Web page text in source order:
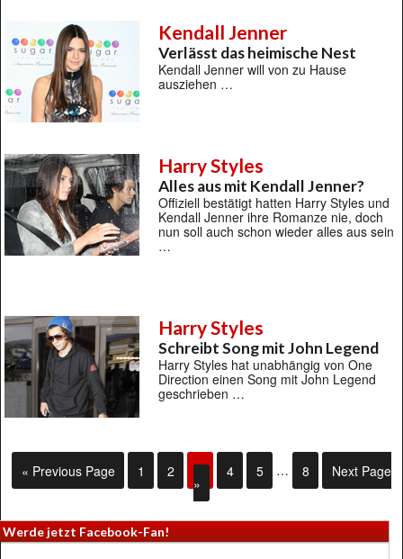
Kendall Jenner
Verlässt das heimische Nest
Kendall Jenner will von zu Hause
ausziehen …
Harry Styles
Alles aus mit Kendall Jenner?
Offiziell bestätigt hatten Harry Styles und
Kendall Jenner ihre Romanze nie, doch
nun soll auch schon wieder alles aus sein
…
Harry Styles
Schreibt Song mit John Legend
Harry Styles hat unabhängig von One
Direction einen Song mit John Legend
geschrieben …
« Previous Page 1 2 3 4 5 … 8 Next Page
»
Werde jetzt Facebook-Fan!